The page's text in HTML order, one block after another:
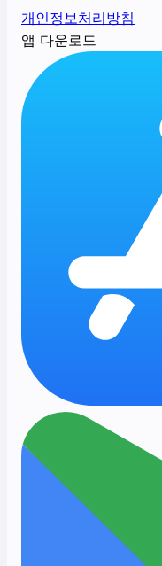
개인정보처리방침
앱 다운로드